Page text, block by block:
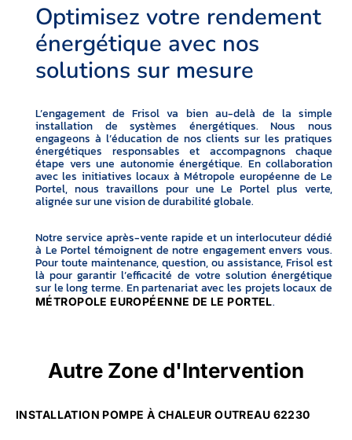
Optimisez votre rendement
énergétique avec nos
solutions sur mesure
L’engagement de Frisol va bien au-delà de la simple
installation de systèmes énergétiques. Nous nous
engageons à l’éducation de nos clients sur les pratiques
énergétiques responsables et accompagnons chaque
étape vers une autonomie énergétique. En collaboration
avec les initiatives locaux à Métropole européenne de Le
Portel, nous travaillons pour une Le Portel plus verte,
alignée sur une vision de durabilité globale.
Notre service après-vente rapide et un interlocuteur dédié
à Le Portel témoignent de notre engagement envers vous.
Pour toute maintenance, question, ou assistance, Frisol est
là pour garantir l’efficacité de votre solution énergétique
sur le long terme. En partenariat avec les projets locaux de
MÉTROPOLE EUROPÉENNE DE LE PORTEL.
Autre Zone d'Intervention
INSTALLATION POMPE À CHALEUR OUTREAU 62230